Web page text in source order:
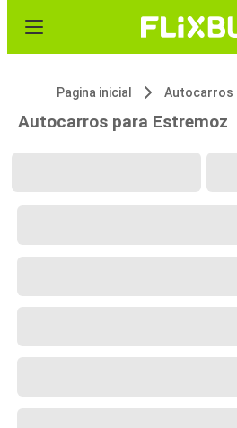
Pagina inicial Autocarros
Autocarros para Estremoz